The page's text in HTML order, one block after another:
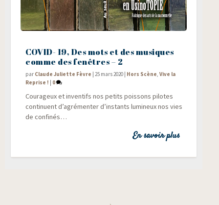
COVID- 19, Des mots et des musiques
comme des fenêtres – 2
par Claude Juliette Fèvre |25 mars 2020 | Hors Scène ,Vive la
Reprise ! | 0
Cou­ra­geux et inven­tifs nos petits pois­sons pilotes
conti­nuent d’agrémenter d’instants lumi­neux nos vies
de confinés…
En savoir plus